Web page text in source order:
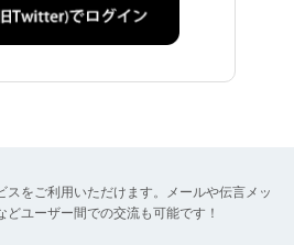
スをご利用いただけます。メールや伝言メッ
ユーザー間での交流も可能です！